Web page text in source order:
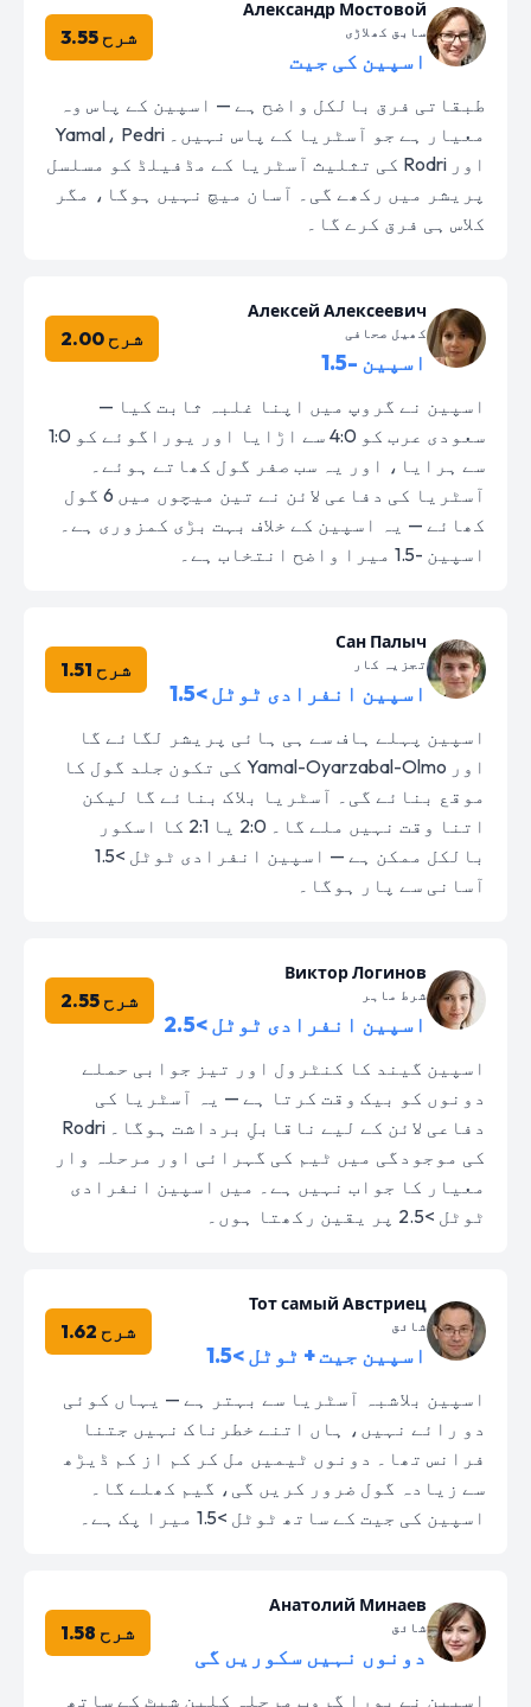
Александр Мостовой
سابق کھلاڑی
اسپین کی جیت
شرح 3.55
طبقاتی فرق بالکل واضح ہے — اسپین کے پاس وہ
معیار ہے جو آسٹریا کے پاس نہیں۔ Yamal، Pedri
اور Rodri کی تثلیث آسٹریا کے مڈفیلڈ کو مسلسل
پریشر میں رکھے گی۔ آسان میچ نہیں ہوگا، مگر
کلاس ہی فرق کرے گا۔
Алексей Алексеевич
کھیل صحافی
اسپین -1.5
شرح 2.00
اسپین نے گروپ میں اپنا غلبہ ثابت کیا —
سعودی عرب کو 4:0 سے اڑایا اور یوراگوئے کو 1:0
سے ہرایا، اور یہ سب صفر گول کھاتے ہوئے۔
آسٹریا کی دفاعی لائن نے تین میچوں میں 6 گول
کھائے — یہ اسپین کے خلاف بہت بڑی کمزوری ہے۔
اسپین -1.5 میرا واضح انتخاب ہے۔
Сан Палыч
تجزیہ کار
اسپین انفرادی ٹوٹل >1.5
شرح 1.51
اسپین پہلے ہاف سے ہی ہائی پریشر لگائے گا
اور Yamal-Oyarzabal-Olmo کی تکون جلد گول کا
موقع بنائے گی۔ آسٹریا بلاک بنائے گا لیکن
اتنا وقت نہیں ملے گا۔ 2:0 یا 2:1 کا اسکور
بالکل ممکن ہے — اسپین انفرادی ٹوٹل >1.5
آسانی سے پار ہوگا۔
Виктор Логинов
شرط ماہر
اسپین انفرادی ٹوٹل >2.5
شرح 2.55
اسپین گیند کا کنٹرول اور تیز جوابی حملے
دونوں کو بیک وقت کرتا ہے — یہ آسٹریا کی
دفاعی لائن کے لیے ناقابلِ برداشت ہوگا۔ Rodri
کی موجودگی میں ٹیم کی گہرائی اور مرحلہ وار
معیار کا جواب نہیں ہے۔ میں اسپین انفرادی
ٹوٹل >2.5 پر یقین رکھتا ہوں۔
Тот самый Австриец
شائق
اسپین جیت + ٹوٹل >1.5
شرح 1.62
اسپین بلاشبہ آسٹریا سے بہتر ہے — یہاں کوئی
دو رائے نہیں، ہاں اتنے خطرناک نہیں جتنا
فرانس تھا۔ دونوں ٹیمیں مل کر کم از کم ڈیڑھ
سے زیادہ گول ضرور کریں گی، گیم کھلے گا۔
اسپین کی جیت کے ساتھ ٹوٹل >1.5 میرا پک ہے۔
Анатолий Минаев
شائق
دونوں نہیں سکوریں گی
شرح 1.58
اسپین نے پورا گروپ مرحلہ کلین شیٹ کے ساتھ